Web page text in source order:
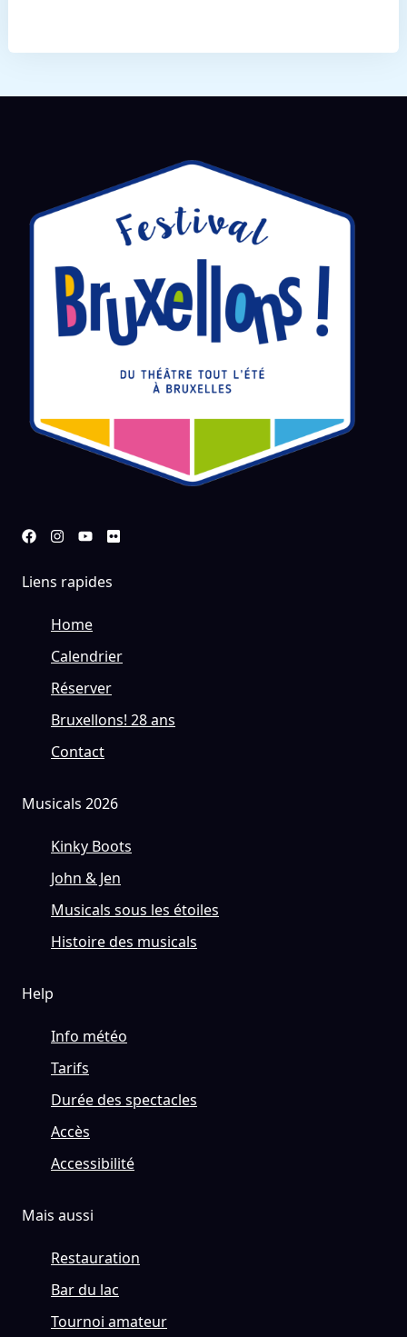
Liens rapides
Home
Calendrier
Réserver
Bruxellons! 28 ans
Contact
Musicals 2026
Kinky Boots
John & Jen
Musicals sous les étoiles
Histoire des musicals
Help
Info météo
Tarifs
Durée des spectacles
Accès
Accessibilité
Mais aussi
Restauration
Bar du lac
Tournoi amateur